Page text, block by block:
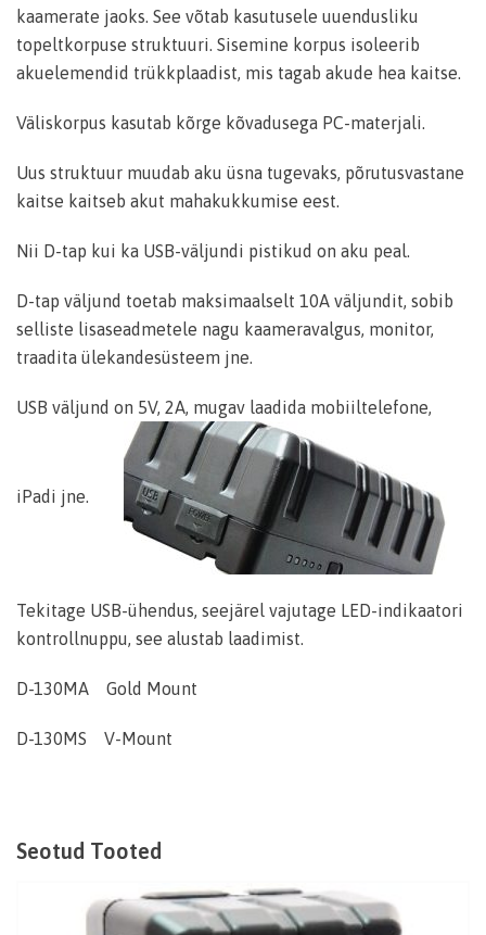
kaamerate jaoks. See võtab kasutusele uuendusliku
topeltkorpuse struktuuri. Sisemine korpus isoleerib
akuelemendid trükkplaadist, mis tagab akude hea kaitse.
Väliskorpus kasutab kõrge kõvadusega PC-materjali.
Uus struktuur muudab aku üsna tugevaks, põrutusvastane
kaitse kaitseb akut mahakukkumise eest.
Nii D-tap kui ka USB-väljundi pistikud on aku peal.
D-tap väljund toetab maksimaalselt 10A väljundit, sobib
selliste lisaseadmetele nagu kaameravalgus, monitor,
traadita ülekandesüsteem jne.
USB väljund on 5V, 2A, mugav laadida mobiiltelefone,
iPadi jne.
Tekitage USB-ühendus, seejärel vajutage LED-indikaatori
kontrollnuppu, see alustab laadimist.
D-130MA Gold Mount
D-130MS V-Mount
Seotud Tooted